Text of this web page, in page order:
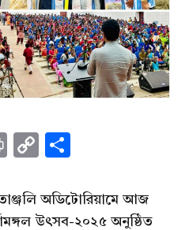
PrintCopy
অডিটোরিয়ামে আজ
উৎসব-২০২৫ অনুষ্ঠিত